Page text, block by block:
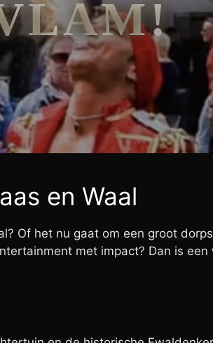
en Waal
Of het nu gaat om een groot
met impact? Dan is een